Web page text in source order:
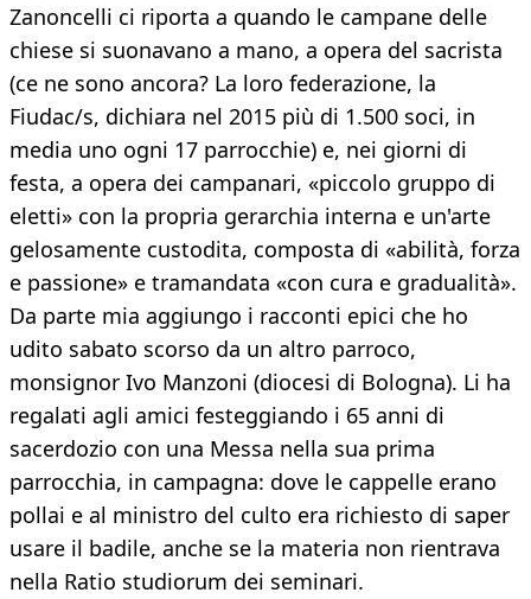
Zanoncelli ci riporta a quando le campane delle
chiese si suonavano a mano, a opera del sacrista
(ce ne sono ancora? La loro federazione, la
Fiudac/s, dichiara nel 2015 più di 1.500 soci, in
media uno ogni 17 parrocchie) e, nei giorni di
festa, a opera dei campanari, «piccolo gruppo di
eletti» con la propria gerarchia interna e un'arte
gelosamente custodita, composta di «abilità, forza
e passione» e tramandata «con cura e gradualità».
Da parte mia aggiungo i racconti epici che ho
udito sabato scorso da un altro parroco,
monsignor Ivo Manzoni (diocesi di Bologna). Li ha
regalati agli amici festeggiando i 65 anni di
sacerdozio con una Messa nella sua prima
parrocchia, in campagna: dove le cappelle erano
pollai e al ministro del culto era richiesto di saper
usare il badile, anche se la materia non rientrava
nella Ratio studiorum dei seminari.